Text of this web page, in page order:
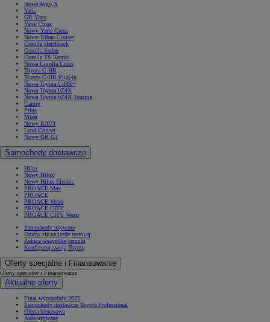
Nowe Aygo X
Yaris
GR Yaris
Yaris Cross
Nowy Yaris Cross
Nowy Urban Cruiser
Corolla Hatchback
Corolla Sedan
Corolla TS Kombi
Nowa Corolla Cross
Toyota C-HR
Toyota C-HR Plug-in
Nowa Toyota C-HR+
Nowa Toyota bZ4X
Nowa Toyota bZ4X Touring
Camry
Prius
Mirai
Nowy RAV4
Land Cruiser
Nowy GR GT
Samochody dostawcze
Hilux
Nowy Hilux
Nowy Hilux Electric
PROACE Max
PROACE
PROACE Verso
PROACE CITY
PROACE CITY Verso
Samochody używane
Umów się na jazdę testową
Zobacz wszystkie cenniki
Konfiguruj swoją Toyotę
Oferty specjalne i Finansowanie
Oferty specjalne i Finansowanie
Aktualne oferty
Finał wyprzedaży 2025
Samochody dostawcze Toyota Professional
Oferta biznesowa
Auta używane